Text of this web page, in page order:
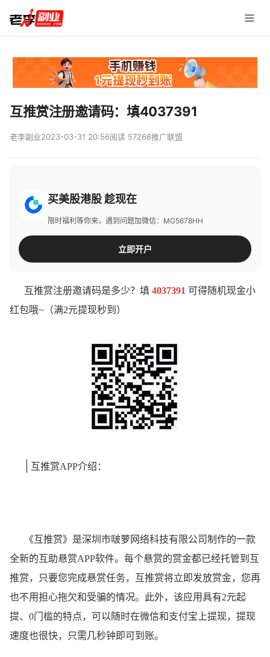
互推赏注册邀请码：填4037391
老李副业2023-03-31 20:56阅读 57268推广联盟
买美股港股 趁现在
限时福利等你来，遇到问题加微信：MG5678HH
立即开户
互推赏注册邀请码是多少？填 4037391 可得随机现金小
红包哦~（满2元提现秒到）
| 互推赏APP介绍：
《互推赏》是深圳市啵萝网络科技有限公司制作的一款
全新的互助悬赏APP软件。每个悬赏的赏金都已经托管到互
推赏，只要您完成悬赏任务，互推赏将立即发放赏金，您再
也不用担心拖欠和受骗的情况。此外，该应用具有2元起
提、0门槛的特点，可以随时在微信和支付宝上提现，提现
速度也很快，只需几秒钟即可到账。